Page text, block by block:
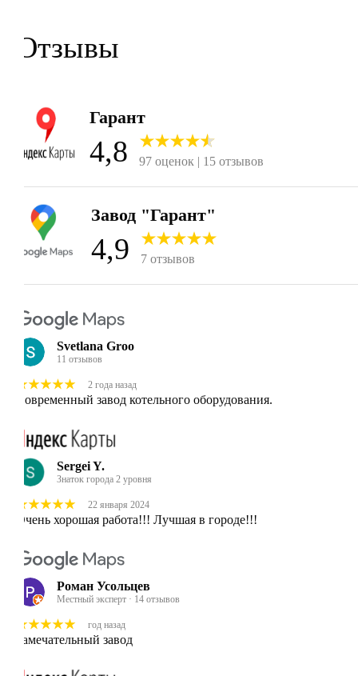
Отзывы
Гарант
4,8 97 оценок | 15 отзывов
4,9 7 отзывов
Sergei Y.
Знаток города 2 уровня
22 января 2024
Очень хорошая работа!!! Лучшая в городе!!!
Svetlana Groo
11 отзывов
2 года назад
Современный завод котельного оборудования.
Роман Усольцев
Местный эксперт · 14 отзывов
год назад
Замечательный завод